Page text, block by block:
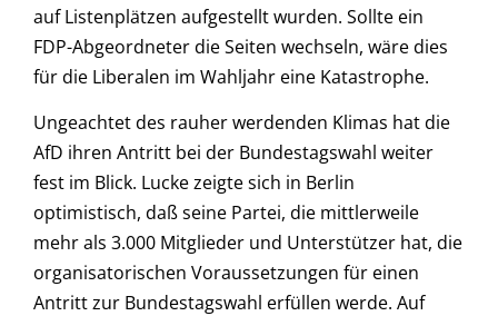
auf Listenplätzen aufgestellt wurden. Sollte ein
FDP-Abgeordneter die Seiten wechseln, wäre dies
für die Liberalen im Wahljahr eine Katastrophe.
Ungeachtet des rauher werdenden Klimas hat die
AfD ihren Antritt bei der Bundestagswahl weiter
fest im Blick. Lucke zeigte sich in Berlin
optimistisch, daß seine Partei, die mittlerweile
mehr als 3.000 Mitglieder und Unterstützer hat, die
organisatorischen Voraussetzungen für einen
Antritt zur Bundestagswahl erfüllen werde. Auf